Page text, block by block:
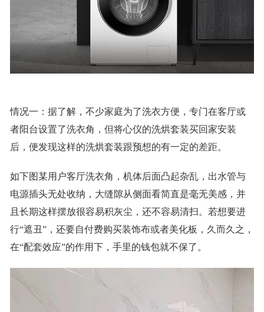
情况一：据了解，不少家庭为了洗衣方便，专门在客厅或
者阳台设置了洗衣角，但将心仪的洗烘套装买回家安装
后，便发现这样的洗烘套装跟预想的有一定的差距。
如下图某用户客厅洗衣角，机体后面凸起杂乱，出水管与
电源插头无处收纳，大缝隙从侧面看简直是毫无美感，并
且长期这样摆放很容易积灰尘，还不容易清扫。若想要进
行“遮丑”，还要自付费购买装饰布或者美化板，久而久之，
在“配套效应”的作用下，手里的钱包就不保了。